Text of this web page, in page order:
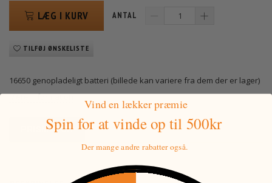
LÆG I KURV ANTAL
TILFØJ ØNSKELISTE
16650 genopladeligt batteri (billede kan variere fra dem der er lager)
Mere information
PRISMATCH
Vind en lækker præmie
Spin for at vindeop til 500kr
Der mange andre rabatter også.